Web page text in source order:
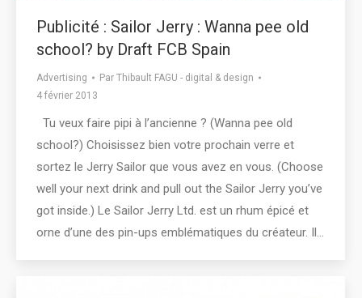
Publicité : Sailor Jerry : Wanna pee old
school? by Draft FCB Spain
Advertising Par Thibault FAGU - digital & design
4 février 2013
Tu veux faire pipi à l’ancienne ? (Wanna pee old
school?) Choisissez bien votre prochain verre et
sortez le Jerry Sailor que vous avez en vous. (Choose
well your next drink and pull out the Sailor Jerry you’ve
got inside.) Le Sailor Jerry Ltd. est un rhum épicé et
orne d’une des pin-ups emblématiques du créateur. Il…